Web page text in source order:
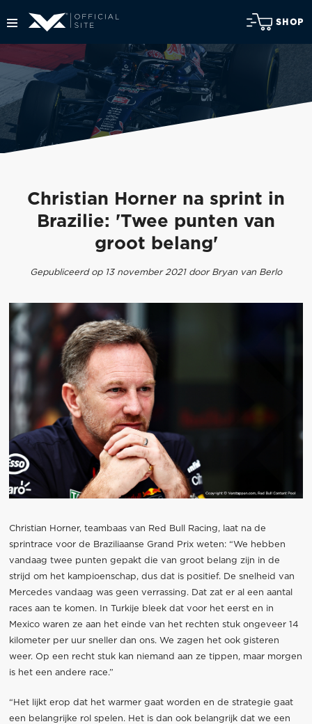
SHOP
Christian Horner na sprint in
Brazilie: 'Twee punten van
groot belang'
Gepubliceerd op 13 november 2021 door Bryan van Berlo
Christian Horner, teambaas van Red Bull Racing, laat na de
sprintrace voor de Braziliaanse Grand Prix weten: “We hebben
vandaag twee punten gepakt die van groot belang zijn in de
strijd om het kampioenschap, dus dat is positief. De snelheid van
Mercedes vandaag was geen verrassing. Dat zat er al een aantal
races aan te komen. In Turkije bleek dat voor het eerst en in
Mexico waren ze aan het einde van het rechten stuk ongeveer 14
kilometer per uur sneller dan ons. We zagen het ook gisteren
weer. Op een recht stuk kan niemand aan ze tippen, maar morgen
is het een andere race.”
“Het lijkt erop dat het warmer gaat worden en de strategie gaat
een belangrijke rol spelen. Het is dan ook belangrijk dat we een